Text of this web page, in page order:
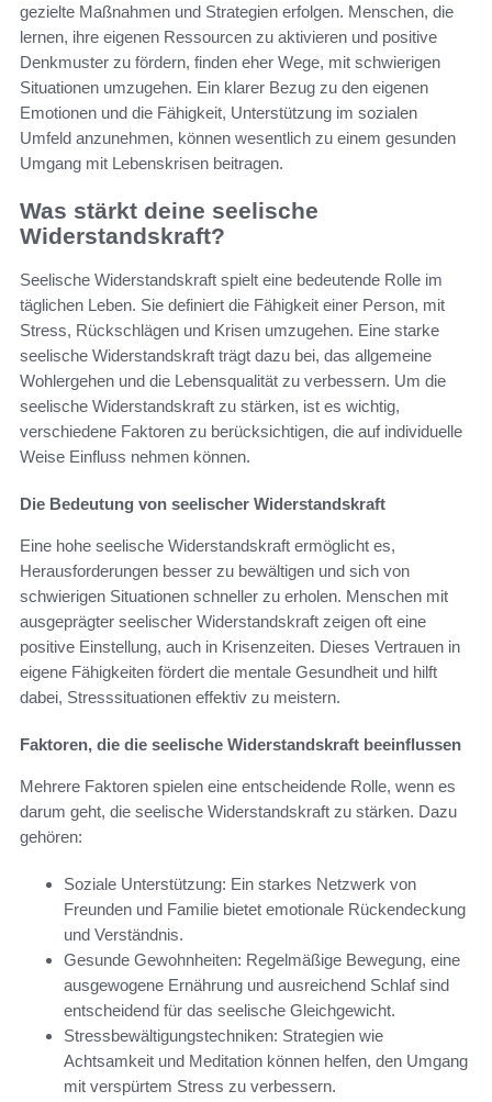
gezielte Maßnahmen und Strategien erfolgen. Menschen, die
lernen, ihre eigenen Ressourcen zu aktivieren und positive
Denkmuster zu fördern, finden eher Wege, mit schwierigen
Situationen umzugehen. Ein klarer Bezug zu den eigenen
Emotionen und die Fähigkeit, Unterstützung im sozialen
Umfeld anzunehmen, können wesentlich zu einem gesunden
Umgang mit Lebenskrisen beitragen.
Was stärkt deine seelische
Widerstandskraft?
Seelische Widerstandskraft spielt eine bedeutende Rolle im
täglichen Leben. Sie definiert die Fähigkeit einer Person, mit
Stress, Rückschlägen und Krisen umzugehen. Eine starke
seelische Widerstandskraft trägt dazu bei, das allgemeine
Wohlergehen und die Lebensqualität zu verbessern. Um die
seelische Widerstandskraft zu stärken, ist es wichtig,
verschiedene Faktoren zu berücksichtigen, die auf individuelle
Weise Einfluss nehmen können.
Die Bedeutung von seelischer Widerstandskraft
Eine hohe seelische Widerstandskraft ermöglicht es,
Herausforderungen besser zu bewältigen und sich von
schwierigen Situationen schneller zu erholen. Menschen mit
ausgeprägter seelischer Widerstandskraft zeigen oft eine
positive Einstellung, auch in Krisenzeiten. Dieses Vertrauen in
eigene Fähigkeiten fördert die mentale Gesundheit und hilft
dabei, Stresssituationen effektiv zu meistern.
Faktoren, die die seelische Widerstandskraft beeinflussen
Mehrere Faktoren spielen eine entscheidende Rolle, wenn es
darum geht, die seelische Widerstandskraft zu stärken. Dazu
gehören:
Soziale Unterstützung: Ein starkes Netzwerk von
Freunden und Familie bietet emotionale Rückendeckung
und Verständnis.
Gesunde Gewohnheiten: Regelmäßige Bewegung, eine
ausgewogene Ernährung und ausreichend Schlaf sind
entscheidend für das seelische Gleichgewicht.
Stressbewältigungstechniken: Strategien wie
Achtsamkeit und Meditation können helfen, den Umgang
mit verspürtem Stress zu verbessern.